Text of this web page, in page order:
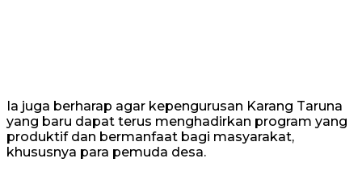
Ia juga berharap agar kepengurusan Karang Taruna
yang baru dapat terus menghadirkan program yang
produktif dan bermanfaat bagi masyarakat,
khususnya para pemuda desa.